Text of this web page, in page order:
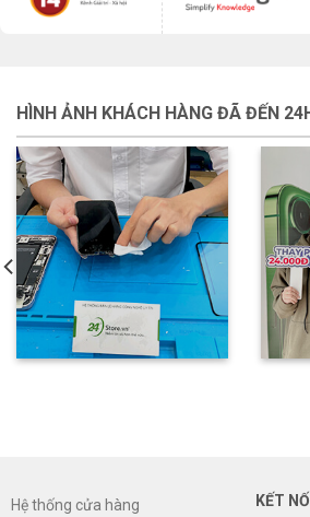
HÌNH ẢNH KHÁCH HÀNG ĐÃ ĐẾN
Hệ thống cửa hàng
KẾT